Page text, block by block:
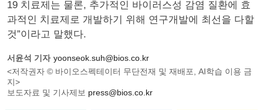
19 치료제는 물론, 추가적인 바이러스성 감염 질환에 효
과적인 치료제로 개발하기 위해 연구개발에 최선을 다할
것”이라고 말했다.
서윤석 기자 yoonseok.suh@bios.co.kr
<저작권자 © 바이오스펙테이터 무단전재 및 재배포, AI학습 이용 금
지>
보도자료 및 기사제보 press@bios.co.kr